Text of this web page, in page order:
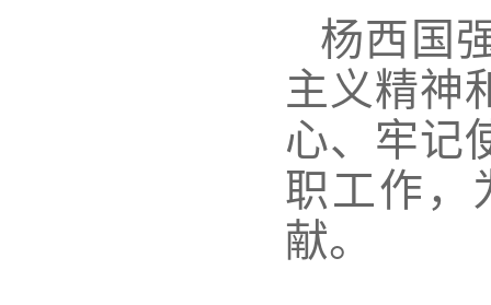
杨西 国
主义精神
心、牢记
职工作，
献。